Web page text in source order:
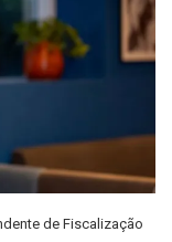
de Fiscalização